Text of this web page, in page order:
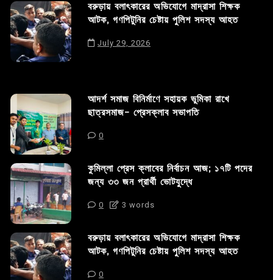
বরুড়ায় বলাৎকারের অভিযোগে মাদ্রাসা শিক্ষক
আটক, গণপিটুনির চেষ্টায় পুলিশ সদস্য আহত
July 29, 2026
আদর্শ সমাজ বিনির্মাণে সহায়ক ভুমিকা রাখে
ছাত্রসমাজ- প্রেসক্লাব সভাপতি
0
কুমিল্লা প্রেস ক্লাবের নির্বাচন আজ; ১৭টি পদের
জন্য ৩৩ জন প্রার্থী ভোটযুদ্ধে
0 3 words
বরুড়ায় বলাৎকারের অভিযোগে মাদ্রাসা শিক্ষক
আটক, গণপিটুনির চেষ্টায় পুলিশ সদস্য আহত
0